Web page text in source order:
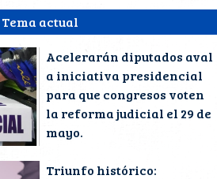
Tema actual
Acelerarán diputados aval
a iniciativa presidencial
para que congresos voten
la reforma judicial el 29 de